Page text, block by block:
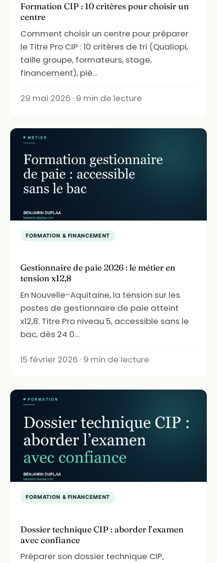
Formation CIP : 10 critères pour choisir un
centre
Comment choisir un centre pour préparer
le Titre Pro CIP : 10 critères de tri (Qualiopi,
taille groupe, formateurs, stage,
financement), piè…
29 mai 2026 · 9 min de lecture
FORMATION & FINANCEMENT
Gestionnaire de paie 2026 : le métier en
tension x12,8
En Nouvelle-Aquitaine, la tension sur les
postes de gestionnaire de paie atteint
x12,8. Titre Pro niveau 5, accessible sans le
bac, dès 24 0…
15 février 2026 · 9 min de lecture
FORMATION & FINANCEMENT
Dossier technique CIP : aborder l’examen
avec confiance
Préparer son dossier technique CIP,